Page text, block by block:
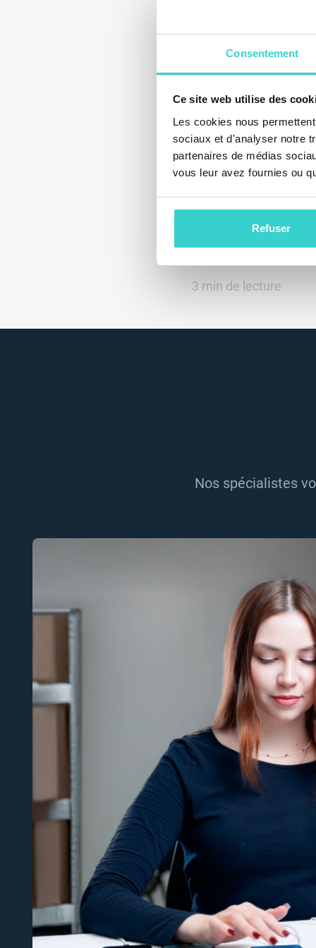
Consentement
Ce site web utilise des
Les cookies nous
sociaux et d'analyser notre
partenaires de médias
vous leur avez fournies ou
Refuser
Congress
entreprises
téléphones
reconditionnés
rassemblées.
de nombreux
existants, ainsi
nouveaux
3 min de lecture
Nos spécialistes